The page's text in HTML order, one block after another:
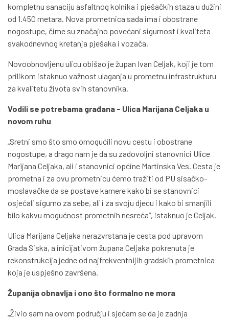
kompletnu sanaciju asfaltnog kolnika i pješačkih staza u dužini
od 1.450 metara. Nova prometnica sada ima i obostrane
nogostupe, čime su značajno povećani sigurnost i kvaliteta
svakodnevnog kretanja pješaka i vozača.
Novoobnovljenu ulicu obišao je župan Ivan Celjak, koji je tom
prilikom istaknuo važnost ulaganja u prometnu infrastrukturu
za kvalitetu života svih stanovnika.
Vodili se potrebama građana - Ulica Marijana Celjaka u
novom ruhu
„Sretni smo što smo omogućili novu cestu i obostrane
nogostupe, a drago nam je da su zadovoljni stanovnici Ulice
Marijana Celjaka, ali i stanovnici općine Martinska Ves. Cesta je
prometna i za ovu prometnicu ćemo tražiti od PU sisačko-
moslavačke da se postave kamere kako bi se stanovnici
osjećali sigurno za sebe, ali i za svoju djecu i kako bi smanjili
bilo kakvu mogućnost prometnih nesreća“, istaknuo je Celjak.
Ulica Marijana Celjaka nerazvrstana je cesta pod upravom
Grada Siska, a inicijativom župana Celjaka pokrenuta je
rekonstrukcija jedne od najfrekventnijih gradskih prometnica
koja je uspješno završena.
Županija obnavlja i ono što formalno ne mora
„Živio sam na ovom području i sjećam se da je zadnja